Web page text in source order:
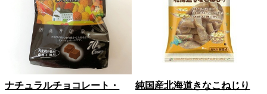
ナチュラルチョコレート・
純国産北海道きなこねじり